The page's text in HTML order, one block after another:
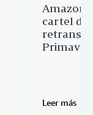
Amazon
cartel de
Leer más